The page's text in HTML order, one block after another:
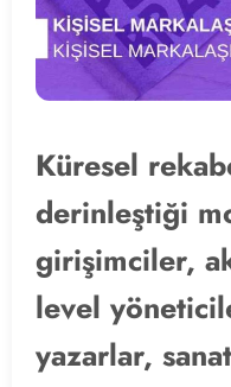
Küresel
derinleştiği
girişimciler,
level
yazarlar,